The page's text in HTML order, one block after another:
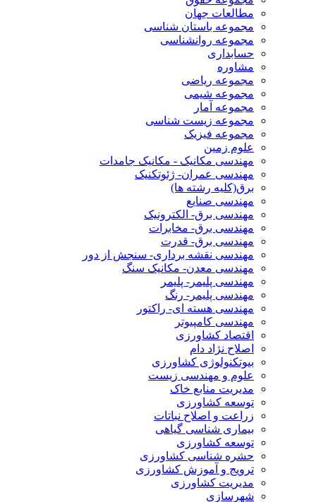
مطالعات جهان
مجموعه باستان شناسی
مجموعه روانشناسی
حسابداری
مشاوره
مجموعه ریاضی
مجموعه شیمی
مجموعه آمار
مجموعه زیست شناسی
مجموعه فیزیک
علوم زمین
مهندسی مکانیک - مکانیک جامدات
مهندسی عمران- ژئوتکنیک
برق(کلیه رشته ها)
مهندسی صنایع
مهندسی برق- الکترونیک
مهندسی برق- مخابرات
مهندسی برق- قدرت
مهندسی نقشه برداری- سنجش از دور
مهندسی معدن- مکانیک سنگ
مهندسی پلیمر- پلیمر
مهندسی پلیمر- رنگ
مهندسی هسته ای- راکتور
مهندسی کامپیوتر
اقتصاد کشاورزی
اصلاح نژاد دام
بیوتکنولوژی کشاورزی
علوم و مهندسی زیست
مدیریت منابع خاک
توسعه کشاورزی
زراعت و اصلاح نباتات
بیماری شناسی گیاهی
توسعه کشاورزی
حشره شناسی کشاورزی
ترویج و آموزش کشاورزی
مدیریت کشاورزی
شهرسازی